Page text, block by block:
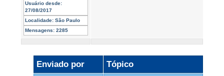
Usuário desde:
27/08/2017
Localidade: São Paulo
Mensagens: 2285
Enviado por Tópico